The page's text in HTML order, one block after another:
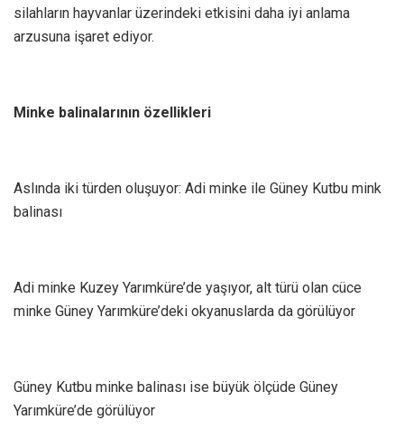
silahların hayvanlar üzerindeki etkisini daha iyi anlama
arzusuna işaret ediyor.
Minke balinalarının özellikleri
Aslında iki türden oluşuyor: Adi minke ile Güney Kutbu mink
balinası
Adi minke Kuzey Yarımküre’de yaşıyor, alt türü olan cüce
minke Güney Yarımküre’deki okyanuslarda da görülüyor
Güney Kutbu minke balinası ise büyük ölçüde Güney
Yarımküre’de görülüyor